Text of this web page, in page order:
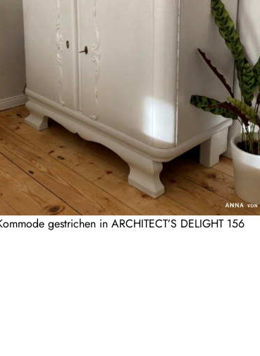
gestrichen in ARCHITECT’S DELIGHT 156